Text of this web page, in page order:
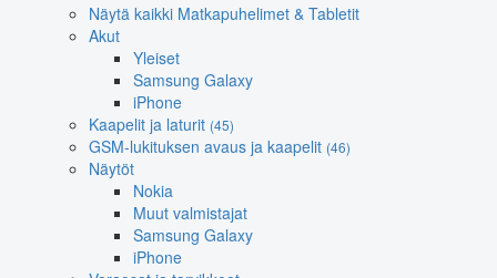
Näytä kaikki Matkapuhelimet & Tabletit
Akut
Yleiset
Samsung Galaxy
iPhone
Kaapelit ja laturit (45)
GSM-lukituksen avaus ja kaapelit (46)
Näytöt
Nokia
Muut valmistajat
Samsung Galaxy
iPhone